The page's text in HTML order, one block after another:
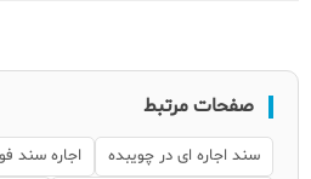
صفحات مرتبط
سند اجاره ای در چویبده
اجاره سند